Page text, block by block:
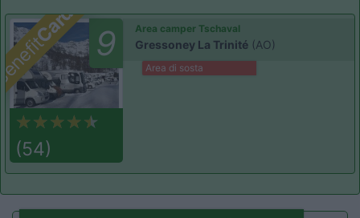
Card 9
(54)
Area camper Tschaval
Gressoney La Trinité (AO)
Area di sosta